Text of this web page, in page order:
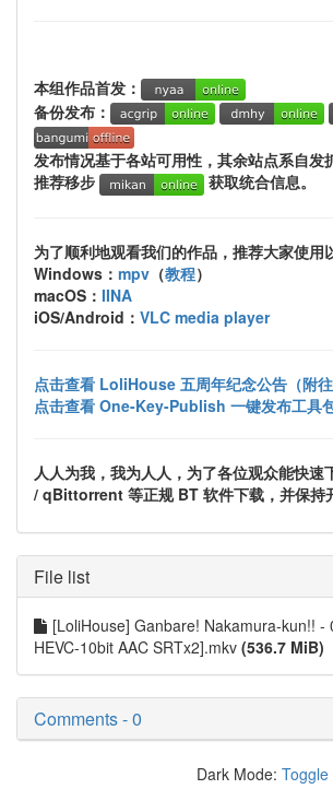
本组作品首发：
备份发布：
发布情况基于各站可用性，其余站点系自发
推荐移步
获取统合信息。
为了顺利地观看我们的作品，推荐大家使用
Windows： mpv （教程）
macOS： IINA
iOS/Android： VLC media player
点击查看 LoliHouse 五周年纪念公告（附往
点击查看 One-Key-Publish 一键发布工具
人人为我，我为人人，为了各位观众能快
/ qBittorrent 等正规 BT 软件下载，并保持
File list
[LoliHouse] Ganbare! Nakamura-kun!! -
HEVC-10bit AAC SRTx2].mkv (536.7 MiB)
Comments - 0
Dark Mode: Toggle